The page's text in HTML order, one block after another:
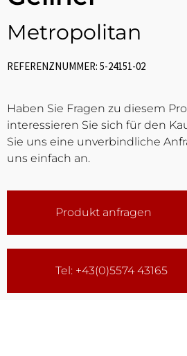
Metropolitan
REFERENZNUMMER: 5-24151-02
Haben Sie Fragen zu diesem
interessieren Sie sich für den
Sie uns eine unverbindliche
uns einfach an.
Produkt anfragen
Tel: +43(0)5574 43165